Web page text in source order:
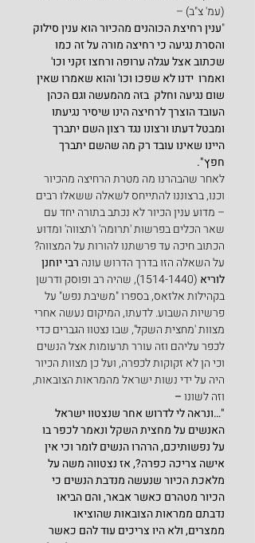
(עמ' צ"ב) –
"ענין רחיצת הכוהנים מהכיור הוא ענין סילוק
והסרת נגיעה כי רחיצה מורה על זה כמו
שכתוב אצל עגלה ערופה ורחצו זקני וכו'
ואמרו  ידנו לא שפכו וכו' והוא שאמרו שאין
שום נגיעה וחלק  בזה מהמעשה וגם הכהן
העובד הוצרך לרחיצה הינו שיסיר נגיעתו
ומבטל דעתו ורצונו נגד רצון השם יתברך
היינו שאינו עובד רק מה שהשם יתברך
חפץ".
לאחר שהבהרנו מה מטרת הרחיצה מהכיור
וכנו, ברצוננו להתייחס לשאלה ששאלו רבים
– מדוע ענין הכיור לא נכתב בתורה יחד עם
שאר הכלים בפרשות 'תרומה' ו'תצווה' ומדוע
הכתוב חיכה עד פרשתנו להורות על המצווה?
על השאלה הזו בדרך הדרוש עונה רבי יוחנן
לוריא
(1514-1440), שהיה רב ופוסק ודרשן
בקהילות אלזאס, בספרו "משיבת נפש" על
פרשיות השבוע. לדעתו, המיקום נעשה אחרי
מצוות 'מחצית השקל', שבו נצטוו הגברים כדי
לכפר עליהם וזה עורר תרעומות אצל הנשים
וכי הן לא זקוקות לכפרה, ועל כן מצוות הכיור
היה על ידי נשות ישראל מהמראות הצובאות,
וזה לשונו –
"…ונראה לי לדרוש אחר שנצטוו ישראל
האנשים על מחצית השקל ונאמר לכפר בו
על נפשותיכם, הרהרו הנשים לומר וכי אין
אישה צריכה כפרה?, אז נצטווה משה על
מלאכת הכיור שנעשה מנדבת הנשים כי
הכיור מטהרם כאשר אבאר, והם הביאו
נדבתם ממראות הצובאות שהוציאו
ממצרים, ולא היו צריכים עוד להם כאשר